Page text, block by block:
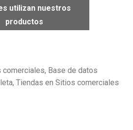
utilizan nuestros
productos
comerciales, Base de datos
Tiendas en Sitios comerciales